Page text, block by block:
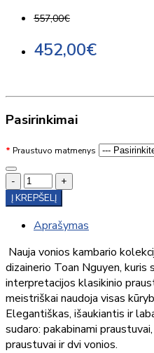
557,00€
452,00€
Pasirinkimai
Praustuvo matmenys
-
+
Į KREPŠELĮ
Aprašymas
Nauja vonios kambario
dizainerio Toan Nguyen, kuris
interpretacijos klasikinio
meistriškai naudoja visas
Elegantiškas, išaukiantis ir
sudaro: pakabinami
praustuvai ir dvi vonios.